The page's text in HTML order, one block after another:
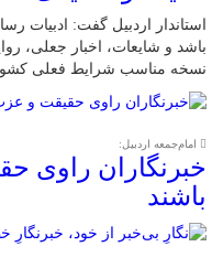
استاندار اردبیل گفت: ادبیات
باشد و شایعات، اخبار جعلی،
نسخه مناسب شرایط فعلی
امام‌جمعه اردبیل:
خبرنگاران راوی
باشند